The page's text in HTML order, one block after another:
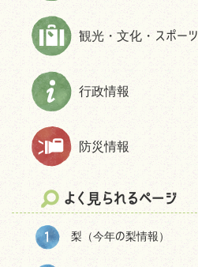
活保護
住をお考えの皆様へ
婚・妊娠・共育ての相談機会
供・支援プログラム補助金
観光・文化・スポーツ
行政情報
援申請
防災情報
よく見られるページ
梨（今年の梨情報）